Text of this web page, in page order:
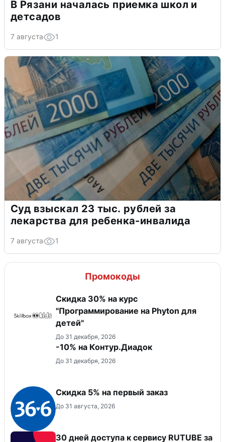
В Рязани началась приемка школ и
детсадов
7 августа 1
Суд взыскал 23 тыс. рублей за
лекарства для ребенка-инвалида
7 августа 1
Промокоды
Скидка 30% на курс
"Программирование на Phyton для
детей"
До 31 декабря, 2026
-10% на Контур.Диадок
До 31 декабря, 2026
Скидка 5% на первый заказ
До 31 августа, 2026
30 дней доступа к сервису RUTUBE за